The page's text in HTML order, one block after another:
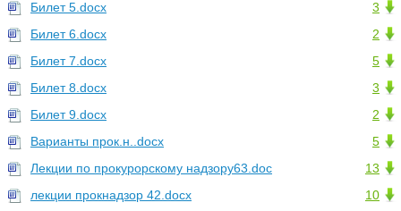
3
Билет 5.docx
2
Билет 6.docx
5
Билет 7.docx
3
Билет 8.docx
2
Билет 9.docx
5
Варианты прок.н..docx
13
Лекции по прокурорскому надзору63.doc
10
лекции прокнадзор 42.docx